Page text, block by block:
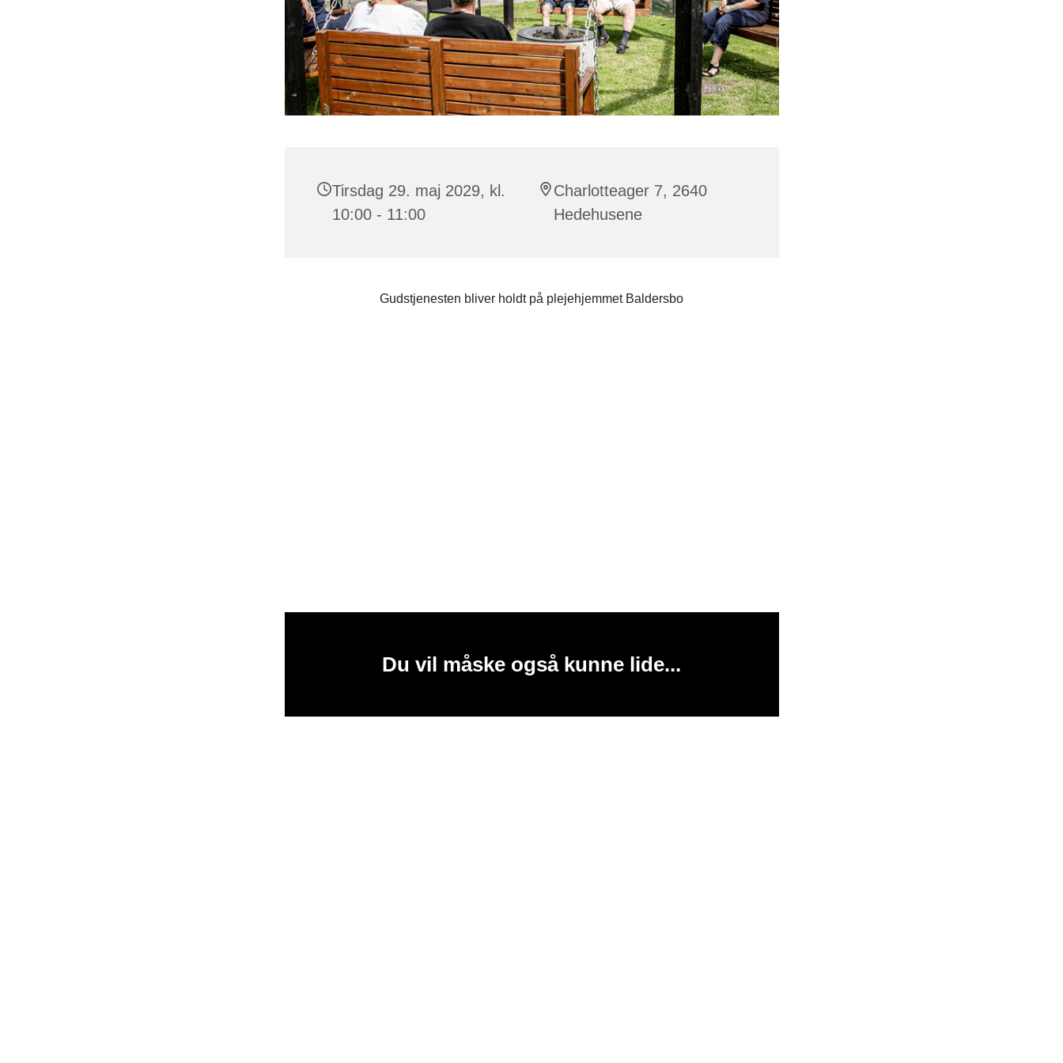
Tirsdag 29. maj 2029, kl.
10:00 - 11:00
Charlotteager 7, 2640
Hedehusene
Gudstjenesten bliver holdt på plejehjemmet Baldersbo
Du vil måske også kunne lide...